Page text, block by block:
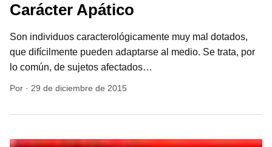
Carácter Apático
Son individuos caracterológicamente muy mal dotados,
que difícilmente pueden adaptarse al medio. Se trata, por
lo común, de sujetos afectados…
Por · 29 de diciembre de 2015